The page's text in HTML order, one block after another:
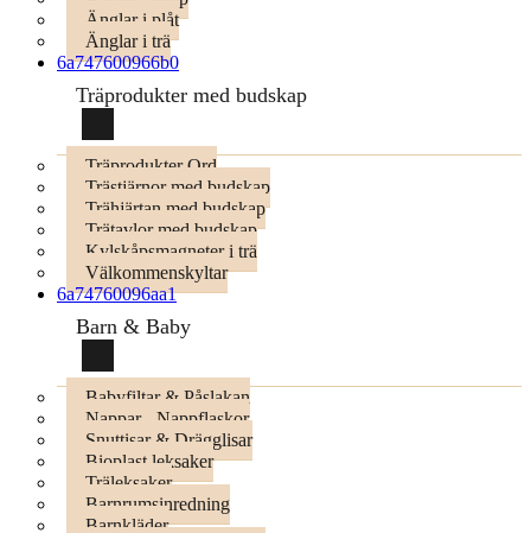
Änglar i plåt
Änglar i trä
6a747600966b0
Träprodukter med budskap
Träprodukter Ord
Trästjärnor med budskap
Trähjärtan med budskap
Trätavlor med budskap
Kylskåpsmagneter i trä
Välkommenskyltar
6a74760096aa1
Barn & Baby
Babyfiltar & Påslakan
Nappar - Nappflaskor
Snuttisar & Drägglisar
Bioplast leksaker
Träleksaker
Barnrumsinredning
Barnkläder